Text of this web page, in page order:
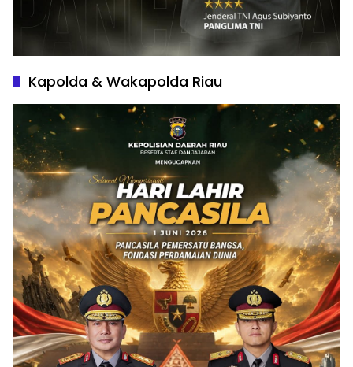
Kapolda & Wakapolda Riau